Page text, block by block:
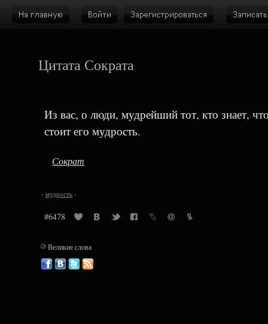
Цитата Сократа
Из вас, о люди, мудрейший тот, кто знает,
стоит его мудрость.
Сократ
‹ мудрость›
#6478
©Великие слова